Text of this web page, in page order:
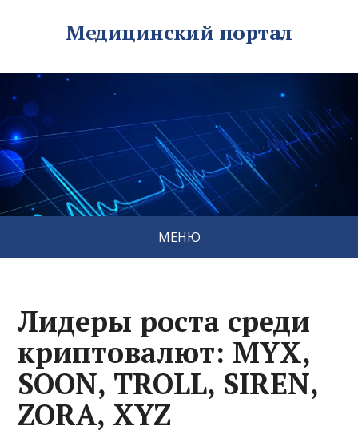
Медицинский портал
МЕНЮ
Лидеры роста среди
криптовалют: MYX,
SOON, TROLL, SIREN,
ZORA, XYZ